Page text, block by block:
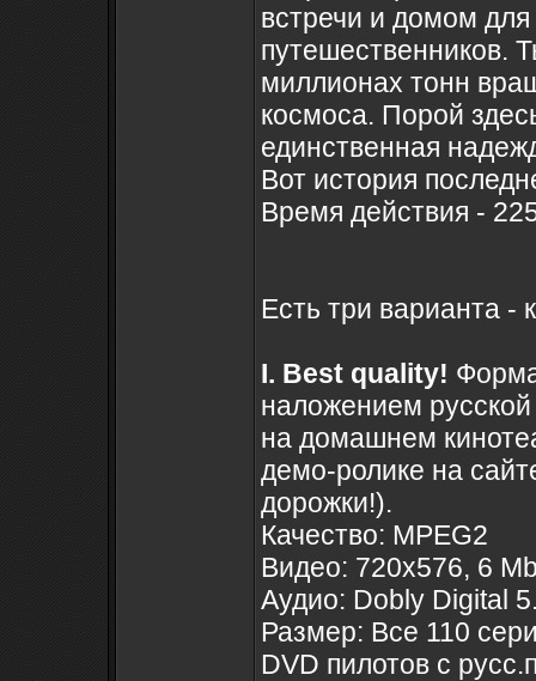
встречи и домом
путешественников.
миллионах тонн
космоса. Порой
единственная
Вот история
Время действия -
Есть три варианта
I. Best quality!
наложением
на домашнем
демо-ролике на
дорожки!).
Качество: MPEG2
Видео: 720x576, 6
Аудио: Dobly Digital
Размер: Все 110
DVD пилотов с